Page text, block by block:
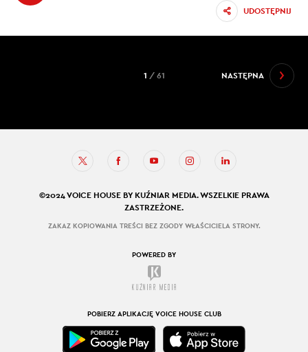
UDOSTĘPNIJ
NASTĘPNA
1 / 61
©2024 VOICE HOUSE BY KUŹNIAR MEDIA. WSZELKIE PRAWA
ZASTRZEŻONE.
ZAKAZ KOPIOWANIA TREŚCI BEZ ZGODY WŁAŚCICIELA STRONY.
POWERED BY
POBIERZ APLIKACJĘ VOICE HOUSE CLUB